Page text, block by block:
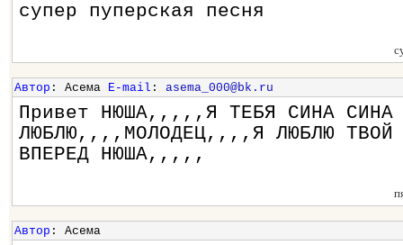
супер пуперская песня
Автор : Асема E-mail : asema_000@bk.ru
Привет НЮША,,,,,Я ТЕБЯ СИНА СИНА
ЛЮБЛЮ,,,,МОЛОДЕЦ,,,,Я ЛЮБЛЮ ТВОЙ
ВПЕРЕД НЮША,,,,,
Автор : Асема